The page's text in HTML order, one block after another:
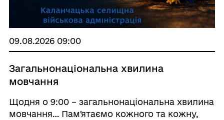
09.08.2026 09:00
Загальнонаціональна хвилина
мовчання
Щодня о 9:00 – загальнонаціональна хвилина
мовчання… Памʼятаємо кожного та кожну,